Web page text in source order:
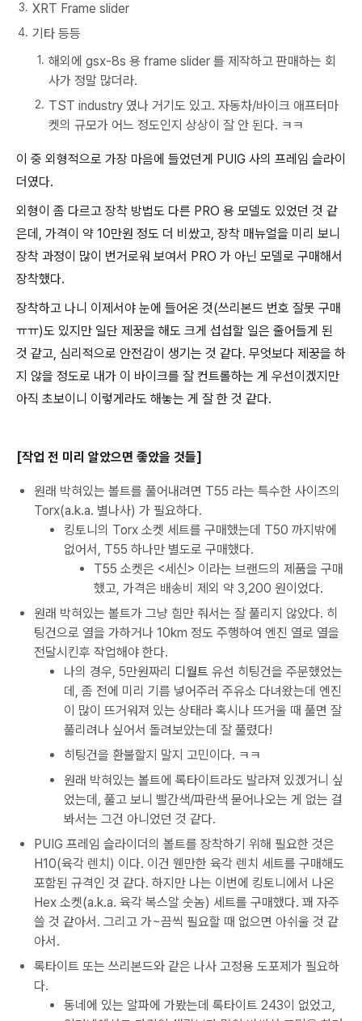
XRT Frame slider
기타 등등
해외에 gsx-8s 용 frame slider 를 제작하고 판매하는 회
사가 정말 많더라.
TST industry 였나 거기도 있고. 자동차/바이크 애프터마
켓의 규모가 어느 정도인지 상상이 잘 안 된다. ㅋㅋ
이 중 외형적으로 가장 마음에 들었던게 PUIG 사의 프레임 슬라이
더였다.
외형이 좀 다르고 장착 방법도 다른 PRO 용 모델도 있었던 것 같
은데, 가격이 약 10만원 정도 더 비쌌고, 장착 매뉴얼을 미리 보니
장착 과정이 많이 번거로워 보여서 PRO 가 아닌 모델로 구매해서
장착했다.
장착하고 나니 이제서야 눈에 들어온 것(쓰리본드 번호 잘못 구매
ㅠㅠ)도 있지만 일단 제꿍을 해도 크게 섭섭할 일은 줄어들게 된
것 같고, 심리적으로 안전감이 생기는 것 같다. 무엇보다 제꿍을 하
지 않을 정도로 내가 이 바이크를 잘 컨트롤하는 게 우선이겠지만
아직 초보이니 이렇게라도 해놓는 게 잘 한 것 같다.
[작업 전 미리 알았으면 좋았을 것들]
원래 박혀있는 볼트를 풀어내려면 T55 라는 특수한 사이즈의
Torx(a.k.a. 별나사) 가 필요하다.
킹토니의 Torx 소켓 세트를 구매했는데 T50 까지밖에
없어서, T55 하나만 별도로 구매했다.
T55 소켓은 <세신> 이라는 브랜드의 제품을 구매
했고, 가격은 배송비 제외 약 3,200 원이었다.
원래 박혀있는 볼트가 그냥 힘만 줘서는 잘 풀리지 않았다. 히
팅건으로 열을 가하거나 10km 정도 주행하여 엔진 열로 열을
전달시킨후 작업해야 한다.
나의 경우, 5만원짜리 디월트 유선 히팅건을 주문했었는
데, 좀 전에 미리 기름 넣어주러 주유소 다녀왔는데 엔진
이 많이 뜨거워져 있는 상태라 혹시나 뜨거울 때 풀면 잘
풀리려나 싶어서 돌려보았는데 잘 풀렸다!
히팅건을 환불할지 말지 고민이다. ㅋㅋ
원래 박혀있는 볼트에 록타이트라도 발라져 있겠거니 싶
었는데, 풀고 보니 빨간색/파란색 묻어나오는 게 없는 걸
봐서는 그건 아니었던 것 같다.
PUIG 프레임 슬라이더의 볼트를 장착하기 위해 필요한 것은
H10(육각 렌치) 이다. 이건 웬만한 육각 렌치 세트를 구매해도
포함된 규격인 것 같다. 하지만 나는 이번에 킹토니에서 나온
Hex 소켓(a.k.a. 육각 복스알 숫놈) 세트를 구매했다. 꽤 자주
쓸 것 같아서. 그리고 가~끔씩 필요할 때 없으면 아쉬울 것 같
아서.
록타이트 또는 쓰리본드와 같은 나사 고정용 도포제가 필요하
다.
동네에 있는 알파에 가봤는데 록타이트 243이 없었고,